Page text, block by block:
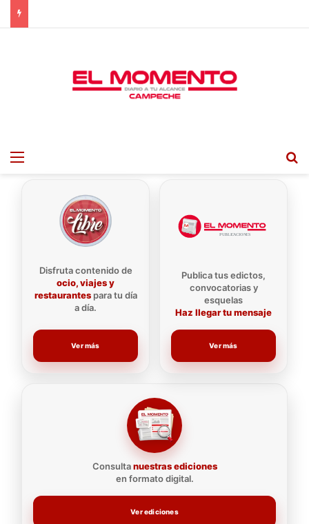
Menu
Disfruta contenido de
ocio, viajes y
restaurantespara tu día
a día.
Ver más
Consultanuestras ediciones
en formato digital.
Ver ediciones
Publica tus edictos,
convocatorias y
esquelas
Haz llegar tu mensaje
Ver más